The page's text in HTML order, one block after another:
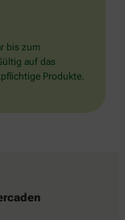
bis zum
auf das
Produkte.